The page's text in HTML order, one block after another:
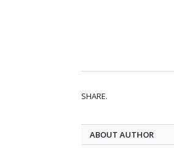
SHARE.
ABOUT AUTHOR